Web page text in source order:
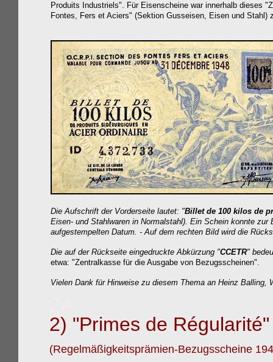
Produits Industriels". Für Eisenscheine war innerhalb dieses
Fontes, Fers et Aciers" (Sektion Gusseisen, Eisen und Stahl)
Die Aufschrift der Vorderseite lautet: "Billet de 100 kilos de
Eisen- und Stahlwaren in Normalstahl). Ein Schein konnte
aufgestempelten Datum. - Auf dem rechten Bild wird die
Die auf der Rückseite eingedruckte Abkürzung "CCETR"
etwa: "Zentralkasse für die Ausgabe von Bezugsscheinen".
Vielen Dank für Hinweise zu diesem Thema an Heinz Balling,
2) "Primes de
(Regelmäßigkeitsprämien-Bezugsscheine